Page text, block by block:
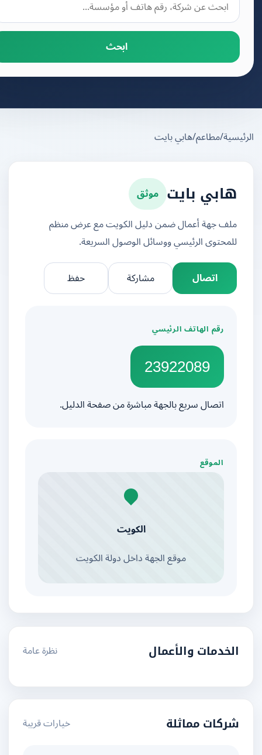
ابحث
/مطاعم/هابي بايت
هابي بايت موثق
ملف جهة أعمال ضمن دليل الكويت مع عرض منظم
للمحتوى الرئيسي ووسائل الوصول السريعة.
اتصال
مشاركة
رقم الهاتف الرئيسي
23922089
اتصال سريع بالجهة مباشرة من صفحة الدليل.
الموقع
الكويت
موقع الجهة داخل دولة الكويت
الخدمات والأعمال نظرة عامة
شركات مماثلة خيارات قريبة